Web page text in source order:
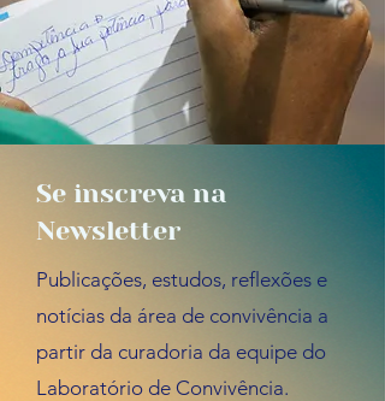
Se inscreva na
Newsletter
Publicações, estudos, reflexões e
notícias da área de convivência a
partir da curadoria da equipe do
Laboratório de Convivência.